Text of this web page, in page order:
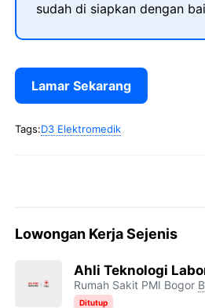
sudah di siapkan dengan
Lamar Sekarang
Tags:D3 Elektromedik
Lowongan Kerja Sejenis
Ahli Teknologi
Rumah Sakit PMI Bogor
Ditutup